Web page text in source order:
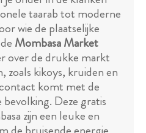
taarab tot moderne
wie de plaatselijke
Mombasa Market
over de drukke markt
zoals kikoys, kruiden en
komt met de
Deze gratis
zijn een leuke en